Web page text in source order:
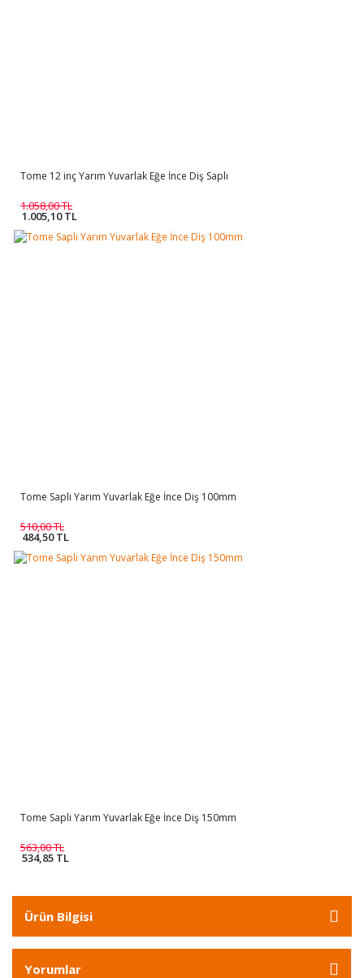
Tome 12 inç Yarım Yuvarlak Eğe İnce Diş Saplı
1.058,00 TL
1.005,10 TL
Tome Saplı Yarım Yuvarlak Eğe İnce Diş 100mm
510,00 TL
484,50 TL
Tome Saplı Yarım Yuvarlak Eğe İnce Diş 150mm
563,00 TL
534,85 TL
Ürün Bilgisi
Yorumlar